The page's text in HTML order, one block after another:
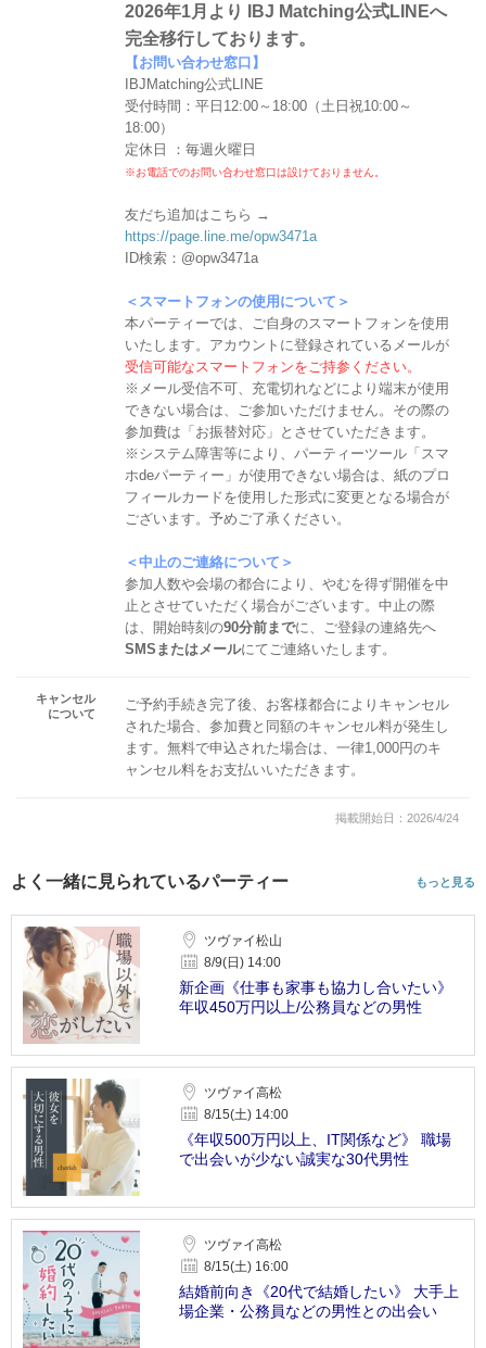
2026年1月より IBJ Matching公式LINEへ
完全移行しております。
【お問い合わせ窓口】
IBJMatching公式LINE
受付時間：平日12:00～18:00（土日祝10:00～
18:00）
定休日 ：毎週火曜日
※お電話でのお問い合わせ窓口は設けておりません。
友だち追加はこちら →
https://page.line.me/opw3471a
ID検索：@opw3471a
＜スマートフォンの使用について＞
本パーティーでは、ご自身のスマートフォンを使用
いたします。アカウントに登録されているメールが
受信可能なスマートフォンをご持参ください。
※メール受信不可、充電切れなどにより端末が使用
できない場合は、ご参加いただけません。その際の
参加費は「お振替対応」とさせていただきます。
※システム障害等により、パーティーツール「スマ
ホdeパーティー」が使用できない場合は、紙のプロ
フィールカードを使用した形式に変更となる場合が
ございます。予めご了承ください。
＜中止のご連絡について＞
参加人数や会場の都合により、やむを得ず開催を中
止とさせていただく場合がございます。中止の際
は、開始時刻の90分前までに、ご登録の連絡先へ
SMSまたはメールにてご連絡いたします。
キャンセル
について
ご予約手続き完了後、お客様都合によりキャンセル
された場合、参加費と同額のキャンセル料が発生し
ます。無料で申込された場合は、一律1,000円のキ
ャンセル料をお支払いいただきます。
掲載開始日：2026/4/24
よく一緒に見られているパーティー もっと見る
ツヴァイ松山
8/9(日) 14:00
新企画《仕事も家事も協力し合いたい》
年収450万円以上/公務員などの男性
ツヴァイ高松
8/15(土) 14:00
《年収500万円以上、IT関係など》 職場
で出会いが少ない誠実な30代男性
ツヴァイ高松
8/15(土) 16:00
結婚前向き《20代で結婚したい》 大手上
場企業・公務員などの男性との出会い